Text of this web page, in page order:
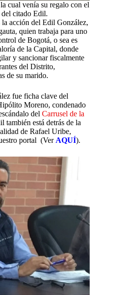
cual venía su regalo con el
citado Edil.
acción del Edil González,
quien trabaja para uno
de Bogotá, o sea es
de la Capital, donde
y sancionar fiscalmente
del Distrito,
de su marido.
fue ficha clave del
Moreno, condenado
del Carrusel de la
también está detrás de la
de Rafael Uribe,
portal (VerAQUÍ).